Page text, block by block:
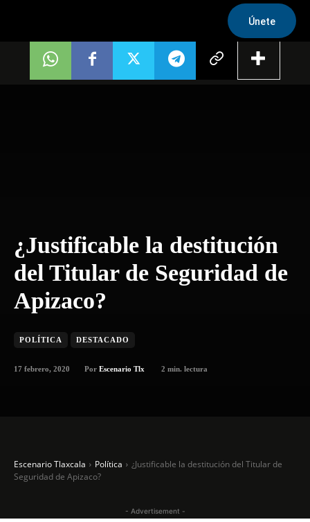
Únete
¿Justificable la destitución
del Titular de Seguridad de
Apizaco?
POLÍTICA DESTACADO
17 febrero, 2020 Por Escenario Tlx 2 min. lectura
Escenario Tlaxcala Política
¿Justificable la destitución del Titular de
Seguridad de Apizaco?
- Advertisement -